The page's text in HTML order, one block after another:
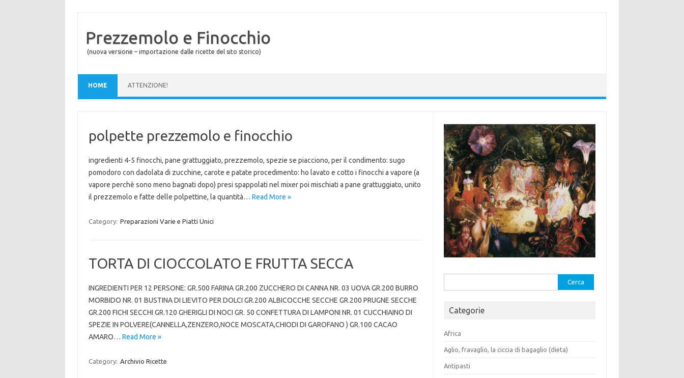
Prezzemolo e Finocchio
(nuova versione – importazione dalle ricette del sito storico)
HOME ATTENZIONE!
polpette prezzemolo e finocchio
ingredienti 4-5 finocchi, pane grattuggiato, prezzemolo, spezie se piacciono, per il condimento: sugo
pomodoro con dadolata di zucchine, carote e patate procedimento: ho lavato e cotto i finocchi a vapore (a
vapore perchè sono meno bagnati dopo) presi spappolati nel mixer poi mischiati a pane grattuggiato, unito
il prezzemolo e fatte delle polpettine, la quantità… Read More »
Category: Preparazioni Varie e Piatti Unici
TORTA DI CIOCCOLATO E FRUTTA SECCA
INGREDIENTI PER 12 PERSONE: GR.500 FARINA GR.200 ZUCCHERO DI CANNA NR. 03 UOVA GR.200 BURRO
MORBIDO NR. 01 BUSTINA DI LIEVITO PER DOLCI GR.200 ALBICOCCHE SECCHE GR.200 PRUGNE SECCHE
GR.200 FICHI SECCHI GR.120 GHERIGLI DI NOCI GR. 50 CONFETTURA DI LAMPONI NR. 01 CUCCHIAINO DI
SPEZIE IN POLVERE(CANNELLA,ZENZERO,NOCE MOSCATA,CHIODI DI GAROFANO ) GR.100 CACAO
AMARO… Read More »
Category: Archivio Ricette
per:
Categorie
Africa
Aglio, fravaglio, la ciccia di bagaglio (dieta)
Antipasti